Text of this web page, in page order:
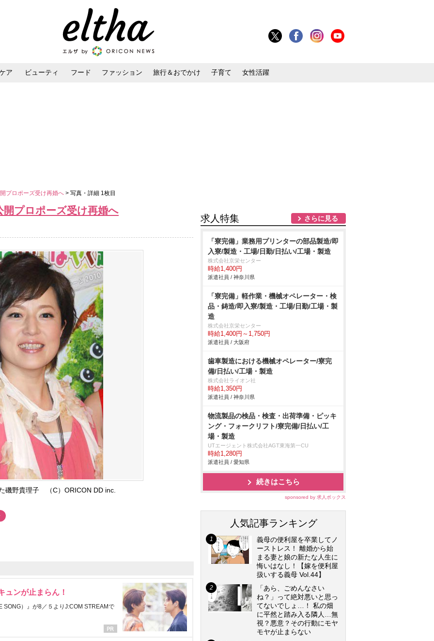
ア ビューティ フード ファッション 旅行＆おでかけ 子育て 女性活躍
プロポーズ受け再婚へ > 写真・詳細 1枚目
開プロポーズ受け再婚へ
磯野貴理子 （C）ORICON DD inc.
ュンが止まらん！
SONG）』が8／５よりJ:COM STREAMで
求人特集 さらに見る
「寮完備」業務用プリンターの部品製造/即
入寮/製造・工場/日勤/日払い/工場・製造
株式会社京栄センター
時給1,400円
派遣社員 / 神奈川県
「寮完備」軽作業・機械オペレーター・検
品・鋳造/即入寮/製造・工場/日勤/工場・製
造
株式会社京栄センター
時給1,400円～1,750円
派遣社員 / 大阪府
歯車製造における機械オペレーター/寮完
備/日払い/工場・製造
株式会社ライオン社
時給1,350円
派遣社員 / 神奈川県
物流製品の検品・検査・出荷準備・ピッキ
ング・フォークリフト/寮完備/日払い/工
場・製造
UTエージェント株式会社AGT東海第一CU
時給1,280円
派遣社員 / 愛知県
続きはこちら
sponsored by 求人ボックス
人気記事ランキング
義母の便利屋を卒業してノ
ーストレス！ 離婚から始
まる妻と娘の新たな人生に
悔いはなし！【嫁を便利屋
扱いする義母 Vol.44】
「あら、ごめんなさい
ね？」って絶対悪いと思っ
てないでしょ…！ 私の畑
に平然と踏み入る隣人…無
視？悪意？その行動にモヤ
モヤが止まらない